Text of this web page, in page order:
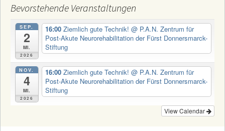
Bevorstehende Veranstaltungen
SEP.
2
Mi.
2026
16:00 Ziemlich gute Technik! @ P.A.N. Zentrum für
Post-Akute Neurorehabilitation der Fürst Donnersmarck-
Stiftung
NOV.
4
Mi.
2026
16:00 Ziemlich gute Technik! @ P.A.N. Zentrum für
Post-Akute Neurorehabilitation der Fürst Donnersmarck-
Stiftung
View Calendar